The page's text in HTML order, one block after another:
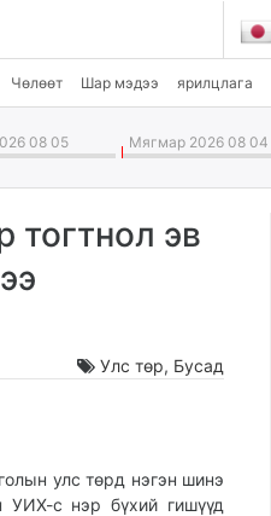
Чөлөөт Шар мэдээ ярилцлага
08 05 Мягмар 2026 08 04
тогтнол эв
Улс төр, Бусад
улс төрд нэгэн шинэ
УИХ-с нэр бүхий гишүүд